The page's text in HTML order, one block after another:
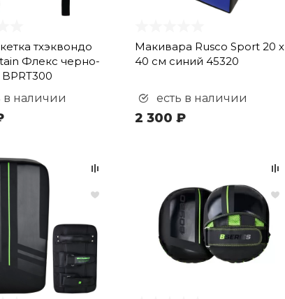
тхэквондо
Флекс черно-
в наличии
Макивара Rusco Sport 20 х
40 см синий 45320
есть в наличии
2 300 ₽